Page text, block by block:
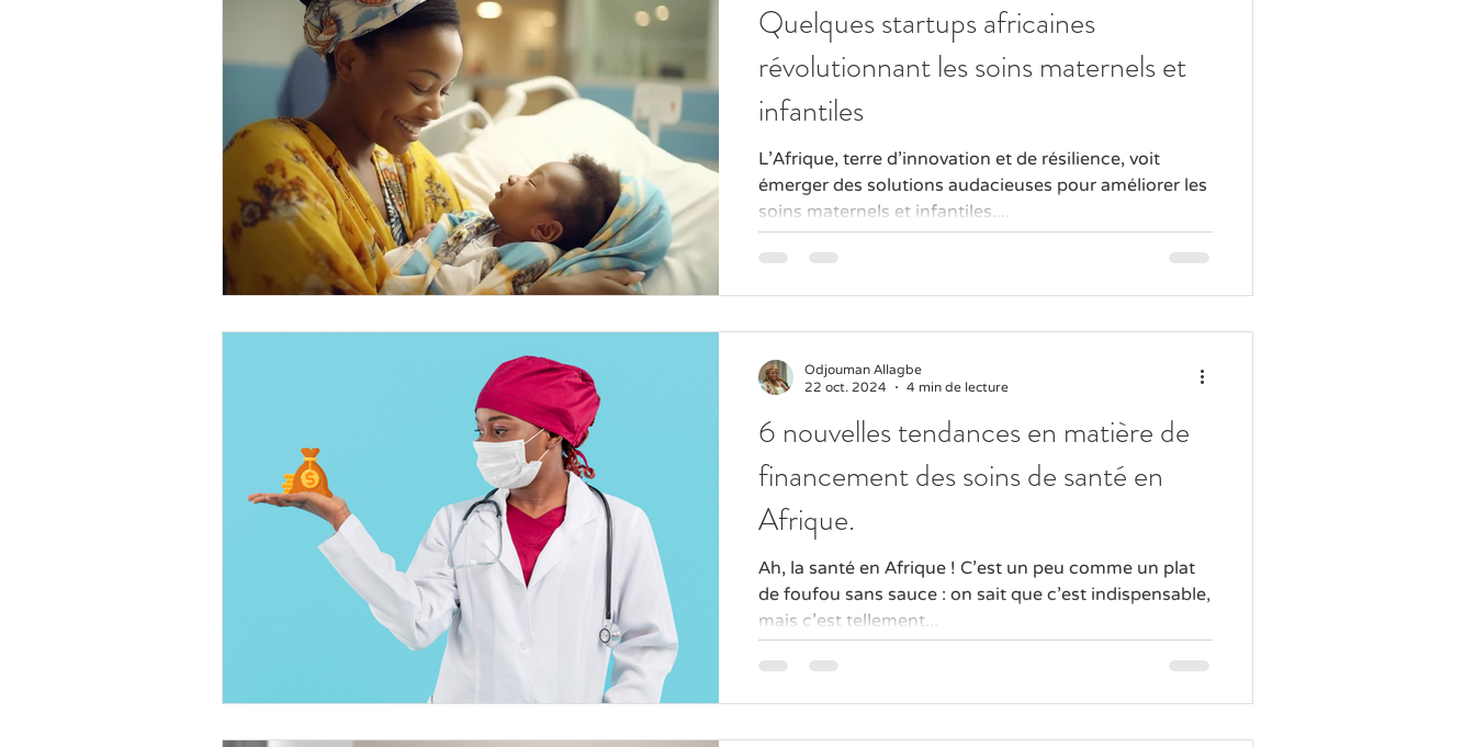
Quelques startups africaines
révolutionnant les soins maternels et
infantiles
L'Afrique, terre d'innovation et de résilience, voit
émerger des solutions audacieuses pour améliorer les
soins maternels et infantiles....
6 nouvelles tendances en matière de
financement des soins de santé en
Afrique.
Ah, la santé en Afrique ! C’est un peu comme un plat
de foufou sans sauce : on sait que c’est indispensable,
mais c’est tellement...
Odjouman Allagbe
22 oct. 2024
4 min de lecture